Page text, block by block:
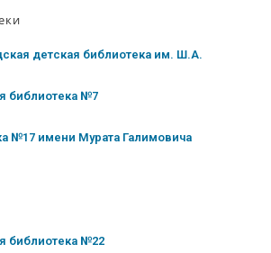
детская библиотека им. Ш.А.
библиотека №7
№17 имени Мурата Галимовича
библиотека №22